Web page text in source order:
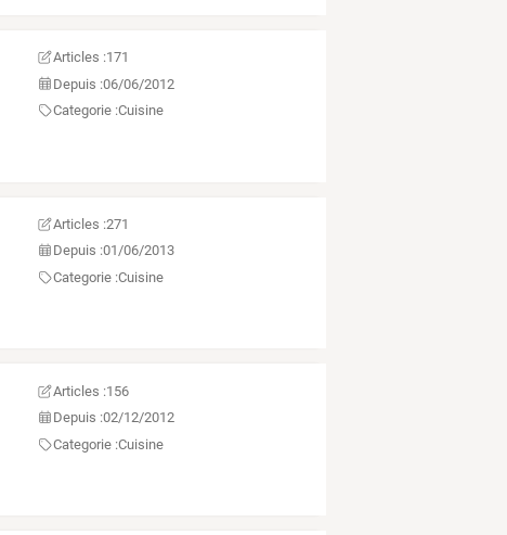
Articles :171
Depuis :06/06/2012
Categorie :Cuisine
Articles :271
Depuis :01/06/2013
Categorie :Cuisine
Articles :156
Depuis :02/12/2012
Categorie :Cuisine